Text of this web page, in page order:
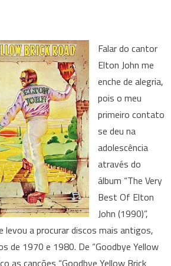
Falar do cantor
Elton John me
enche de alegria,
pois o meu
primeiro contato
se deu na
adolescência
através do
álbum “The Very
Best Of Elton
John (1990)”,
levou a procurar discos mais antigos,
de 1970 e 1980. De “Goodbye Yellow